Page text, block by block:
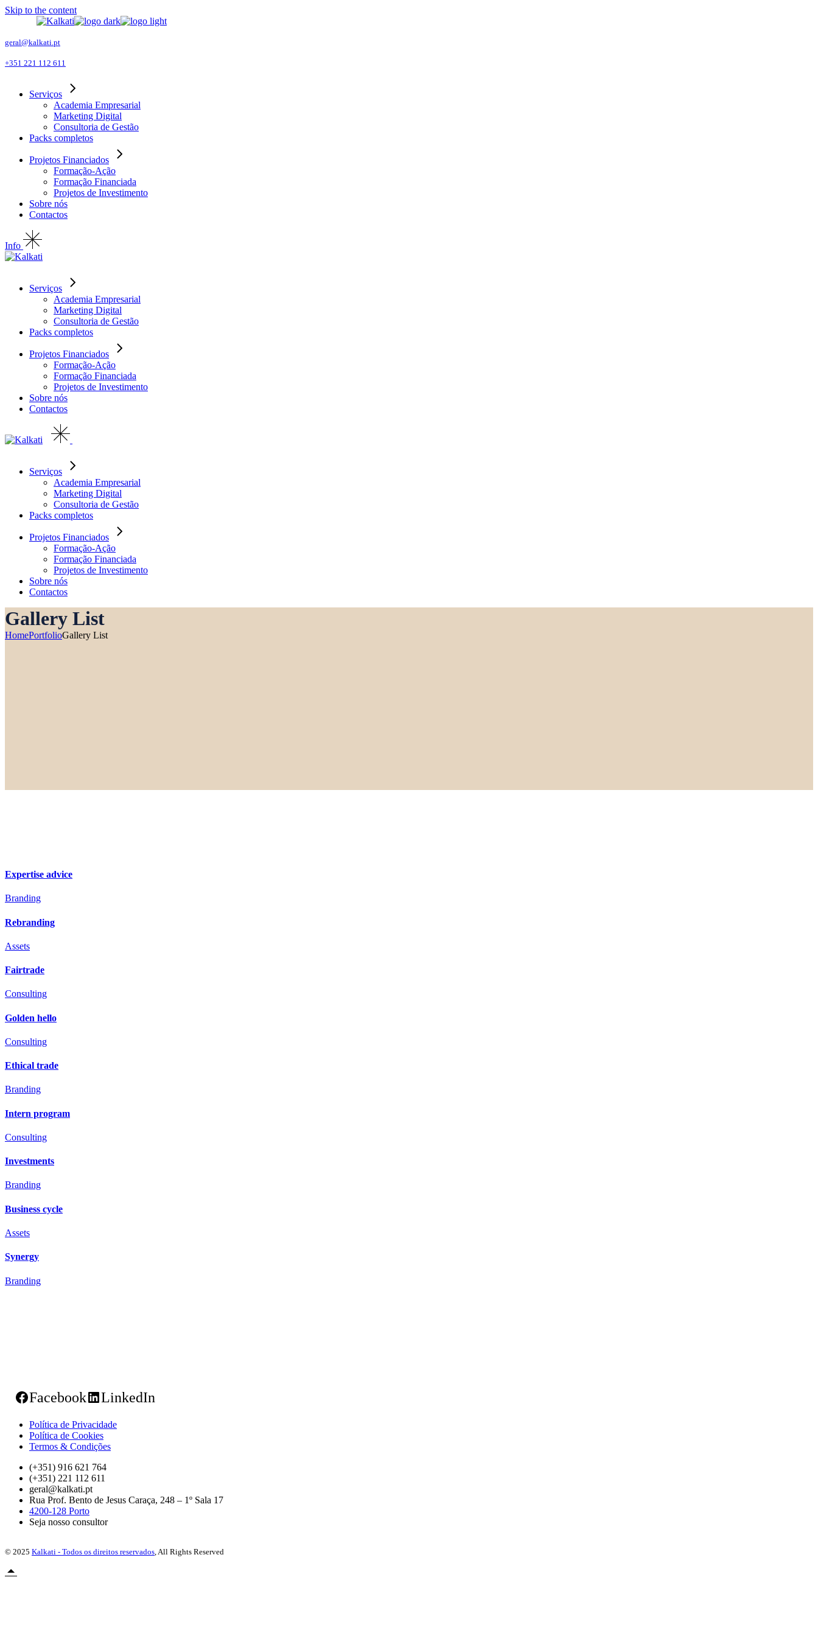
Skip to the content
geral@kalkati.pt
+351 221 112 611
Serviços
Academia Empresarial
Marketing Digital
Consultoria de Gestão
Packs completos
Projetos Financiados
Formação-Ação
Formação Financiada
Projetos de Investimento
Sobre nós
Contactos
Info
Serviços
Academia Empresarial
Marketing Digital
Consultoria de Gestão
Packs completos
Projetos Financiados
Formação-Ação
Formação Financiada
Projetos de Investimento
Sobre nós
Contactos
Serviços
Academia Empresarial
Marketing Digital
Consultoria de Gestão
Packs completos
Projetos Financiados
Formação-Ação
Formação Financiada
Projetos de Investimento
Sobre nós
Contactos
Gallery List
HomePortfolioGallery List
Expertise advice
Branding
Rebranding
Assets
Fairtrade
Consulting
Golden hello
Consulting
Ethical trade
Branding
Intern program
Consulting
Investments
Branding
Business cycle
Assets
Synergy
Branding
Facebook LinkedIn
Política de Privacidade
Política de Cookies
Termos & Condições
(+351) 916 621 764
(+351) 221 112 611
geral@kalkati.pt
Rua Prof. Bento de Jesus Caraça, 248 – 1º Sala 17
4200-128 Porto
Seja nosso consultor
© 2025 Kalkati - Todos os direitos reservados , All Rights Reserved